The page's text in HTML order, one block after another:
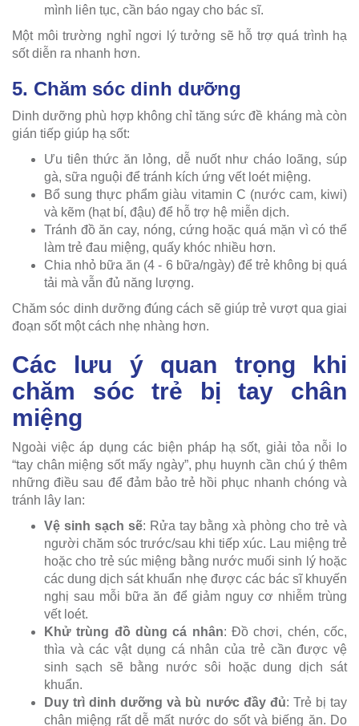
mình liên tục, cần báo ngay cho bác sĩ.
Một môi trường nghỉ ngơi lý tưởng sẽ hỗ trợ quá trình hạ
sốt diễn ra nhanh hơn.
5. Chăm sóc dinh dưỡng
Dinh dưỡng phù hợp không chỉ tăng sức đề kháng mà còn
gián tiếp giúp hạ sốt:
Ưu tiên thức ăn lỏng, dễ nuốt như cháo loãng, súp
gà, sữa nguội để tránh kích ứng vết loét miệng.
Bổ sung thực phẩm giàu vitamin C (nước cam, kiwi)
và kẽm (hạt bí, đậu) để hỗ trợ hệ miễn dịch.
Tránh đồ ăn cay, nóng, cứng hoặc quá mặn vì có thể
làm trẻ đau miệng, quấy khóc nhiều hơn.
Chia nhỏ bữa ăn (4 - 6 bữa/ngày) để trẻ không bị quá
tải mà vẫn đủ năng lượng.
Chăm sóc dinh dưỡng đúng cách sẽ giúp trẻ vượt qua giai
đoạn sốt một cách nhẹ nhàng hơn.
Các lưu ý quan trọng khi
chăm sóc trẻ bị tay chân
miệng
Ngoài việc áp dụng các biện pháp hạ sốt, giải tỏa nỗi lo
“tay chân miệng sốt mấy ngày”, phụ huynh cần chú ý thêm
những điều sau để đảm bảo trẻ hồi phục nhanh chóng và
tránh lây lan:
Vệ sinh sạch sẽ: Rửa tay bằng xà phòng cho trẻ và
người chăm sóc trước/sau khi tiếp xúc. Lau miệng trẻ
hoặc cho trẻ súc miệng bằng nước muối sinh lý hoặc
các dung dịch sát khuẩn nhẹ được các bác sĩ khuyến
nghị sau mỗi bữa ăn để giảm nguy cơ nhiễm trùng
vết loét.
Khử trùng đồ dùng cá nhân: Đồ chơi, chén, cốc,
thìa và các vật dụng cá nhân của trẻ cần được vệ
sinh sạch sẽ bằng nước sôi hoặc dung dịch sát
khuẩn.
Duy trì dinh dưỡng và bù nước đầy đủ: Trẻ bị tay
chân miệng rất dễ mất nước do sốt và biếng ăn. Do